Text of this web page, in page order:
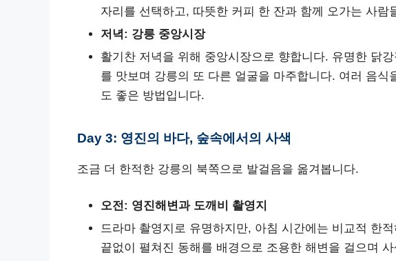
자리를 선택하고, 따뜻한 커피 한 잔과 함께 오가는 사람
저녁: 강릉 중앙시장
활기찬 저녁을 위해 중앙시장으로 향합니다. 유명한 닭
를 맛보며 강릉의 또 다른 얼굴을 마주합니다. 여러 음식
도 좋은 방법입니다.
Day 3: 영진의 바다, 숲속에서의 사색
조금 더 한적한 강릉의 북쪽으로 발걸음을 옮겨봅니다.
오전: 영진해변과 도깨비 촬영지
드라마 촬영지로 유명하지만, 아침 시간에는 비교적 한
끝없이 펼쳐진 동해를 배경으로 조용한 해변을 걸으며